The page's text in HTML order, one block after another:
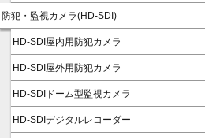
防犯・監視カメラ(HD-SDI)
HD-SDI屋内用防犯カメラ
HD-SDI屋外用防犯カメラ
HD-SDIドーム型監視カメラ
HD-SDIデジタルレコーダー